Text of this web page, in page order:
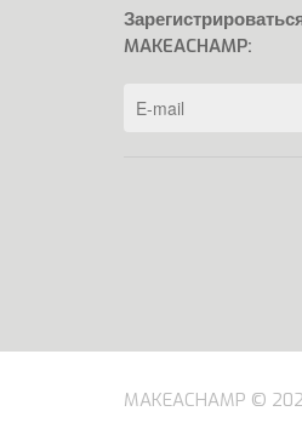
MAKEACHAMP:
MAKEACHAMP ©